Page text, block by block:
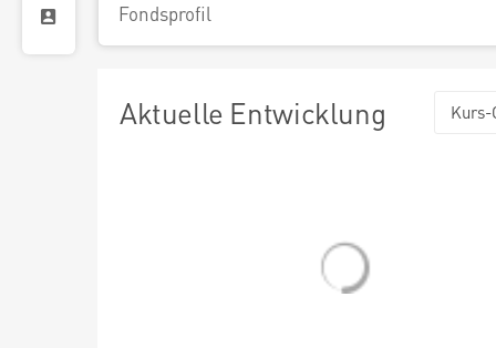
Fondsprofil
Aktuelle Entwicklung Kurs-